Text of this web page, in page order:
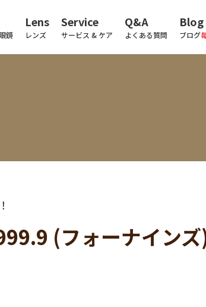
鏡
Lens
レンズ
Service
サービス & ケア
Q&A
よくある質問
Blog
ブログ
(フォーナイン